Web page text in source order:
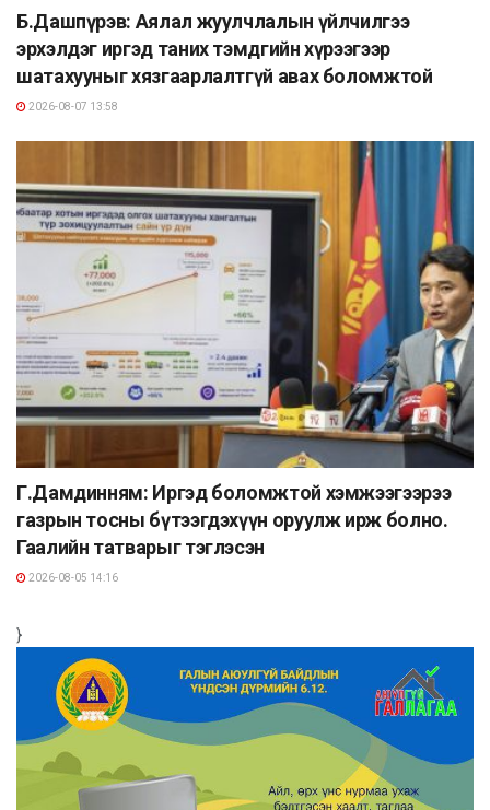
Б.Дашпүрэв: Аялал жуулчлалын үйлчилгээ
эрхэлдэг иргэд таних тэмдгийн хүрээгээр
шатахууныг хязгаарлалтгүй авах боломжтой
2026-08-07 13:58
Г.Дамдинням: Иргэд боломжтой хэмжээгээрээ
газрын тосны бүтээгдэхүүн оруулж ирж болно.
Гаалийн татварыг тэглэсэн
2026-08-05 14:16
}